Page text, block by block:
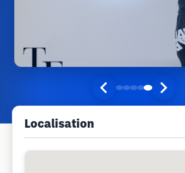
Localisation